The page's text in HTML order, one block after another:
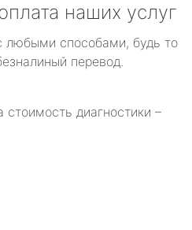
наших услуг
любыми способами, будь то
перевод.
стоимость диагностики –